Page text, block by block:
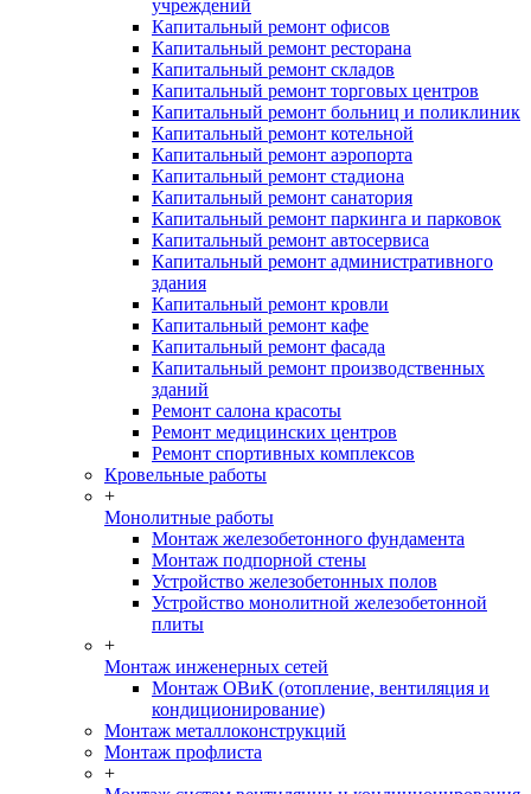
учреждений
Капитальный ремонт офисов
Капитальный ремонт ресторана
Капитальный ремонт складов
Капитальный ремонт торговых центров
Капитальный ремонт больниц и поликлиник
Капитальный ремонт котельной
Капитальный ремонт аэропорта
Капитальный ремонт стадиона
Капитальный ремонт санатория
Капитальный ремонт паркинга и парковок
Капитальный ремонт автосервиса
Капитальный ремонт административного
здания
Капитальный ремонт кровли
Капитальный ремонт кафе
Капитальный ремонт фасада
Капитальный ремонт производственных
зданий
Ремонт салона красоты
Ремонт медицинских центров
Ремонт спортивных комплексов
Кровельные работы
+
Монолитные работы
Монтаж железобетонного фундамента
Монтаж подпорной стены
Устройство железобетонных полов
Устройство монолитной железобетонной
плиты
+
Монтаж инженерных сетей
Монтаж ОВиК (отопление, вентиляция и
кондиционирование)
Монтаж металлоконструкций
Монтаж профлиста
+